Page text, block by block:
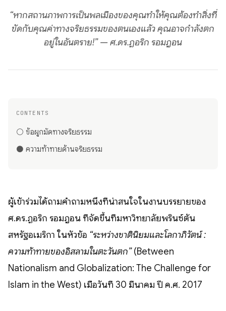
“หากสถานภาพการเป็นพลเมืองของคุณทำให้คุณต้องทำสิ่งที่
ขัดกับคุณค่าทางจริยธรรมของตนเองแล้ว คุณอาจกำลังตก
อยู่ในอันตราย!” — ศ.ดร.ฏอริก รอมฎอน
CONTENTS
⚪️ ข้อผูกมัดทางจริยธรรม
⚫️ ความท้าทายด้านจริยธรรม
ผู้เข้าร่วมได้ถามคำถามหนึ่งที่น่าสนใจในงานบรรยายของ
ศ.ดร.ฏอริก รอมฎอน ที่จัดขึ้นที่มหาวิทยาลัยพรินซ์ตัน
สหรัฐอเมริกา ในหัวข้อ “ระหว่างชาตินิยมและโลกาภิวัตน์ :
ความท้าทายของอิสลามในตะวันตก”(Between
Nationalism and Globalization: The Challenge for
Islam in the West) เมื่อวันที่ 30 มีนาคม ปี ค.ศ. 2017